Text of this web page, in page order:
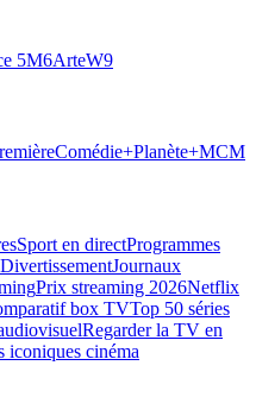
5M6ArteW9
Comédie+Planète+MCM
Sport en directProgrammes
DivertissementJournaux
Prix streaming 2026Netflix
box TVTop 50 séries
Regarder la TV en
iconiques cinéma